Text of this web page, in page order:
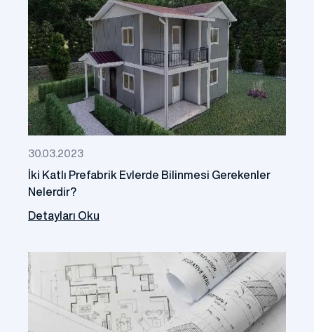
30.03.2023
İki Katlı Prefabrik Evlerde Bilinmesi Gerekenler
Nelerdir?
Detayları Oku